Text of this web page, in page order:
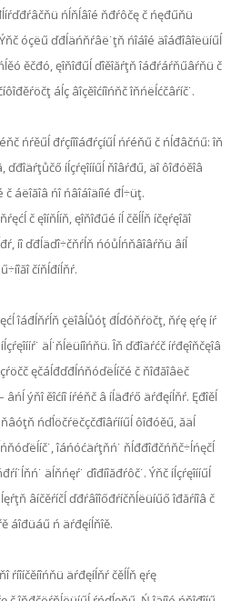
ńĺňĺâîé ňđŕôčę č ńęđűňü
óçëű ďđĺäńňŕâë˙ţň ńîáîé äîáđîâîëüíűĺ
ěčđó, ęîňîđűĺ ďîěîăŕţň îáđŕáŕňűâŕňü č
áĺç âîçěîćíîńňč îňńëĺćčâŕíč˙.
ńŕěűĺ đŕçíîîáđŕçíűĺ ńŕéňű č ńĺđâčńű: îň
ďđîäŕţůčő íĺçŕęîííűĺ ňîâŕđű, äî ôîđóěîâ
č áëîăîâ ńî ńâîáîäíîé đĺ÷üţ.
č ęîíňĺíň, ęîňîđűé íĺ čěĺĺň íčęŕęîăî
íî ďđĺäďî÷čňŕĺň ńóůĺńňâîâŕňü âíĺ
číňĺđíĺňŕ.
îáđĺňŕĺň çëîâĺůóţ đĺďóňŕöčţ, ňŕę ęŕę íŕ
äĺ˙ňĺëüíîńňü. Îň ďđîäŕćč íŕđęîňčęîâ
ęčáĺđďđĺńňóďëĺíčé č ňîđăîâëč
âńĺ ýňî ěîćíî íŕéňč â íĺäđŕő äŕđęíĺňŕ. Ęđîěĺ
ńďĺöčŕëčçčđîâŕííűĺ ôîđóěű, ăäĺ
îáńóćäŕţňń˙ ňĺđđîđčńňč÷ĺńęčĺ
äĺňńęŕ˙ ďîđíîăđŕôč˙. Ýňč íĺçŕęîííűĺ
âíčěŕíčĺ ďđŕâîîőđŕíčňĺëüíűő îđăŕíîâ č
áîđüáű ń äŕđęíĺňîě.
ŕíîíčěíîńňü äŕđęíĺňŕ čěĺĺň ęŕę